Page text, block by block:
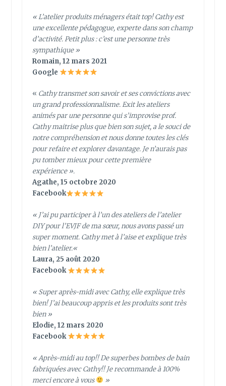
«L’atelier produits ménagers était top! Cathy est
une excellente pédagogue, experte dans son champ
d’activité. Petit plus : c’est une personne très
sympathique»
Romain, 12 mars 2021
Google
« Cathy transmet son savoir et ses convictions avec
un grand professionnalisme. Exit les ateliers
animés par une personne qui s’improvise prof.
Cathy maitrise plus que bien son sujet, a le souci de
notre compréhension et nous donne toutes les clés
pour refaire et explorer davantage. Je n’aurais pas
pu tomber mieux pour cette première
expérience ».
Agathe, 15 octobre 2020
Facebook
«J’ai pu participer à l’un des ateliers de l’atelier
DIY pour l’EVJF de ma sœur, nous avons passé un
super moment. Cathy met à l’aise et explique très
bien l’atelier.«
Laura, 25 août 2020
Facebook
« Super après-midi avec Cathy, elle explique très
bien! J’ai beaucoup appris et les produits sont très
bien »
Elodie, 12 mars 2020
Facebook
« Après-midi au top!! De superbes bombes de bain
fabriquées avec Cathy!! Je recommande à 100%
merci encore à vous
»